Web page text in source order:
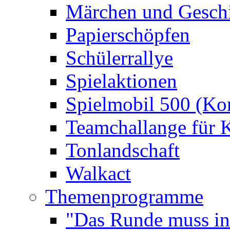
Märchen und
Papierschöpfen
Schülerrallye
Spielaktionen
Spielmobil 500
Teamchallange für
Tonlandschaft
Walkact
Themenprogramme
"Das Runde muss